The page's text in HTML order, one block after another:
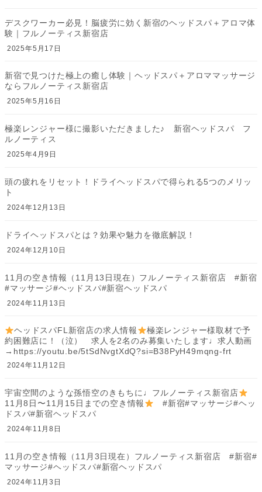
デスクワーカー必見！脳疲労に効く新宿のヘッドスパ＋アロマ体
験｜フルノーティス新宿店
2025年5月17日
新宿で見つけた極上の癒し体験｜ヘッドスパ＋アロママッサージ
ならフルノーティス新宿店
2025年5月16日
極楽レンジャー様に撮影いただきました♪ 新宿ヘッドスパ フ
ルノーティス
2025年4月9日
頭の疲れをリセット！ドライヘッドスパで得られる5つのメリッ
ト
2024年12月13日
ドライヘッドスパとは？効果や魅力を徹底解説！
2024年12月10日
11月の空き情報（11月13日現在）フルノーティス新宿店 #新宿
#マッサージ#ヘッドスパ#新宿ヘッドスパ
2024年11月13日
ヘッドスパFL新宿店の求人情報
極楽レンジャー様取材で予
約困難店に！（泣） 求人を2名のみ募集いたします♩求人動画
→https://youtu.be/5tSdNvgtXdQ?si=B38PyH49mqng-frt
2024年11月12日
宇宙空間のような孫悟空のきもちに♩フルノーティス新宿店
11月8日〜11月15日までの空き情報
#新宿#マッサージ#ヘッ
ドスパ#新宿ヘッドスパ
2024年11月8日
11月の空き情報（11月3日現在）フルノーティス新宿店 #新宿#
マッサージ#ヘッドスパ#新宿ヘッドスパ
2024年11月3日